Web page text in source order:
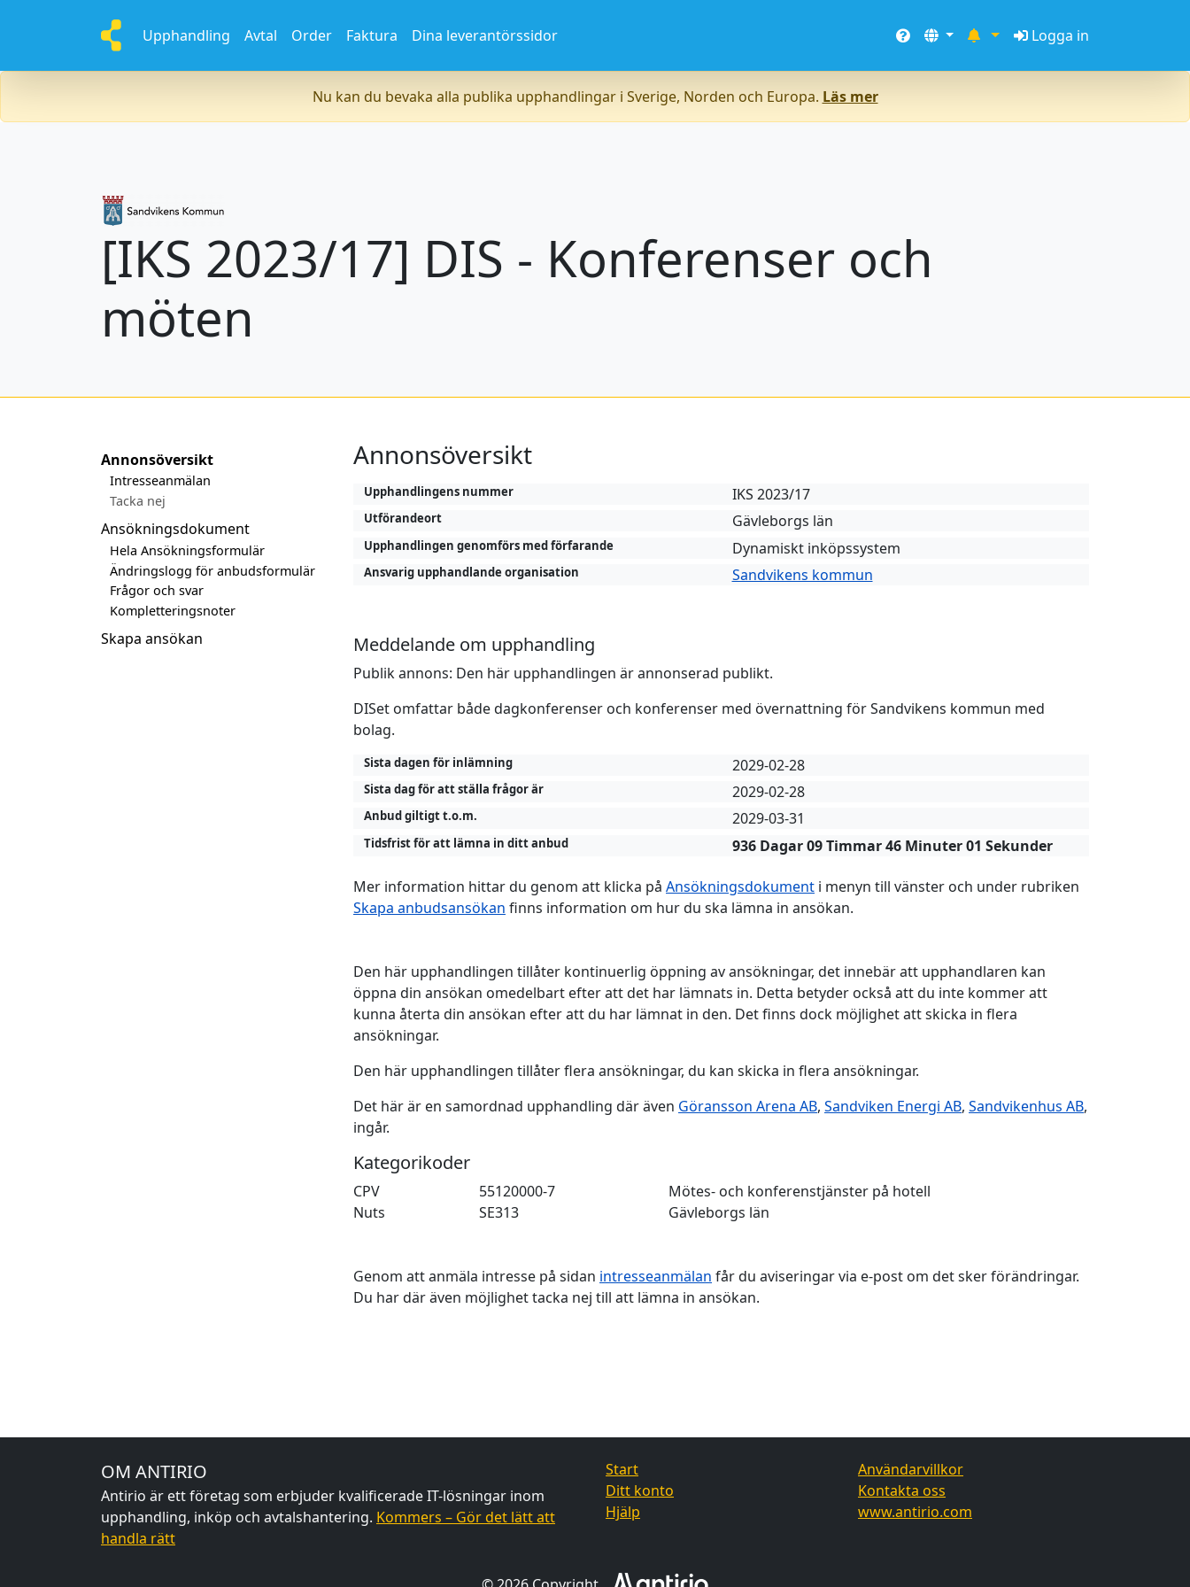
Upphandling Avtal Order Faktura Dina leverantörssidor Logga in
Nu kan du bevaka alla publika upphandlingar i Sverige, Norden och Europa. Läs mer
[IKS 2023/17] DIS - Konferenser och
möten
Annonsöversikt
Intresseanmälan
Tacka nej
Ansökningsdokument
Hela Ansökningsformulär
Ändringslogg för anbudsformulär
Frågor och svar
Kompletteringsnoter
Skapa ansökan
Annonsöversikt
Upphandlingens nummer IKS 2023/17
Utförandeort Gävleborgs län
Upphandlingen genomförs med förfarande Dynamiskt inköpssystem
Ansvarig upphandlande organisation Sandvikens kommun
Meddelande om upphandling
Publik annons: Den här upphandlingen är annonserad publikt.
DISet omfattar både dagkonferenser och konferenser med övernattning för Sandvikens kommun med
bolag.
Sista dagen för inlämning 2029-02-28
Sista dag för att ställa frågor är 2029-02-28
Anbud giltigt t.o.m. 2029-03-31
Tidsfrist för att lämna in ditt anbud 936Dagar09Timmar46Minuter01 Sekunder
Mer information hittar du genom att klicka på Ansökningsdokument i menyn till vänster och under rubriken
Skapa anbudsansökan finns information om hur du ska lämna in ansökan.
Den här upphandlingen tillåter kontinuerlig öppning av ansökningar, det innebär att upphandlaren kan
öppna din ansökan omedelbart efter att det har lämnats in. Detta betyder också att du inte kommer att
kunna återta din ansökan efter att du har lämnat in den. Det finns dock möjlighet att skicka in flera
ansökningar.
Den här upphandlingen tillåter flera ansökningar, du kan skicka in flera ansökningar.
Det här är en samordnad upphandling där även Göransson Arena AB, Sandviken Energi AB, Sandvikenhus AB,
ingår.
Kategorikoder
CPV 55120000-7
Mötes- och konferenstjänster på hotell
Nuts
SE313 Gävleborgs län
Genom att anmäla intresse på sidan intresseanmälan får du aviseringar via e-post om det sker förändringar.
Du har där även möjlighet tacka nej till att lämna in ansökan.
OM ANTIRIO
Antirio är ett företag som erbjuder kvalificerade IT-lösningar inom
upphandling, inköp och avtalshantering. Kommers – Gör det lätt att
handla rätt
Start
Ditt konto
Hjälp
Användarvillkor
Kontakta oss
www.antirio.com